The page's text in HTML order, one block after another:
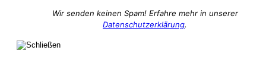
Wir senden keinen Spam! Erfahre mehr in unserer
Datenschutzerklärung.